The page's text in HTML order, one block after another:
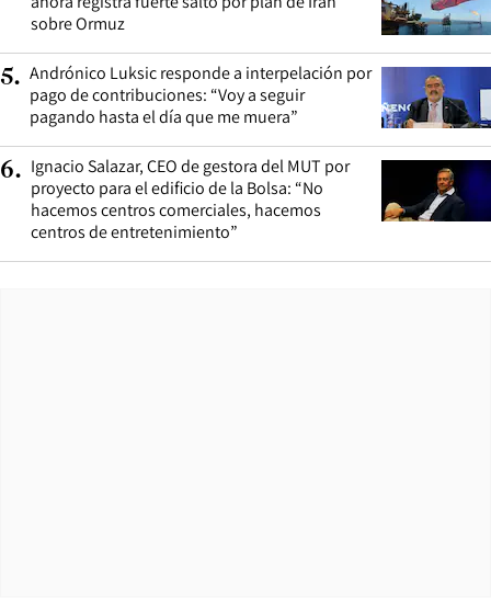
sobre Ormuz
5. Andrónico Luksic responde a interpelación por
pago de contribuciones: “Voy a seguir
pagando hasta el día que me muera”
6. Ignacio Salazar, CEO de gestora del MUT por
proyecto para el edificio de la Bolsa: “No
hacemos centros comerciales, hacemos
centros de entretenimiento”